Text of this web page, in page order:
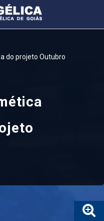
do projeto Outubro